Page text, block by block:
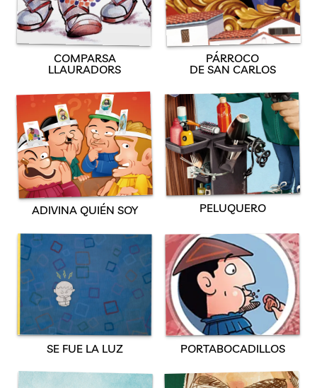
COMPARSA
LLAURADORS
PÁRROCO
DE SAN CARLOS
ADIVINA QUIÉN SOY PELUQUERO
SE FUE LA LUZ PORTABOCADILLOS